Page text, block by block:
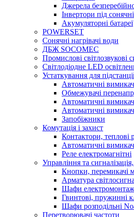
Джерела
Інвертори під
Акумуляторні батареї
POWERSET
Сонячні нагрівачі води
ДБЖ SOCOMEC
Промислові світлозвукові
Світлодіодне LED
Устаткування для
Автоматичні
Обмежувачі
Автоматичні
Автоматичні
Запобіжники
Комутація і захист
Контактори, теплові
Автоматичні
Реле електромагнітні
Управління та
Кнопки, перемикачі
Арматура
Шафи
Гвинтові, пружинні
Шафи розподільні
Перетворювачі частоти